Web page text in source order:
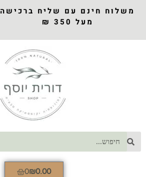
משלוח חינם עם שליח ברכישה
מעל 350 ₪
₪0.00
0